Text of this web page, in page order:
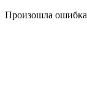
Произошла ошибка